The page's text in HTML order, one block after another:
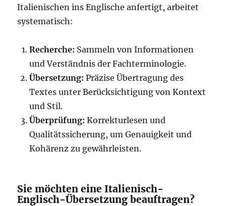
Italienischen ins Englische anfertigt, arbeitet
systematisch:
Recherche: Sammeln von Informationen
und Verständnis der Fachterminologie.
Übersetzung: Präzise Übertragung des
Textes unter Berücksichtigung von Kontext
und Stil.
Überprüfung: Korrekturlesen und
Qualitätssicherung, um Genauigkeit und
Kohärenz zu gewährleisten.
Sie möchten eine Italienisch-
Englisch-Übersetzung beauftragen?